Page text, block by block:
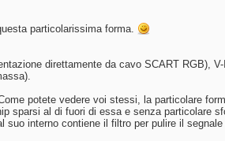
particolarissima forma.
direttamente da cavo SCART RGB),
potete vedere voi stessi, la particolare
sparsi al di fuori di essa e senza particolare
interno contiene il filtro per pulire il segnale